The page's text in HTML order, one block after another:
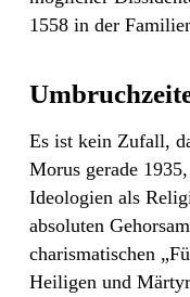
1558 in der
Es ist kein Zufall,
Morus gerade
Ideologien als
absoluten
charismatischen
Heiligen und